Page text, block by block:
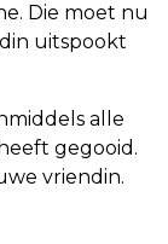
Die moet nu
uitspookt
alle
gegooid.
vriendin.